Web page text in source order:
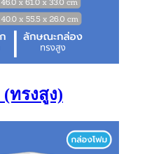
ทรงสูง)